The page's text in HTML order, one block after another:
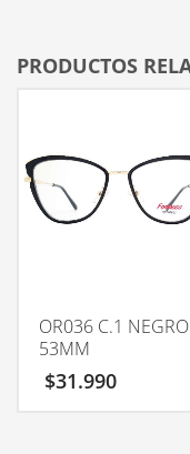
PRODUCTOS
OR036 C.1 NEGRO
53MM
$31.990